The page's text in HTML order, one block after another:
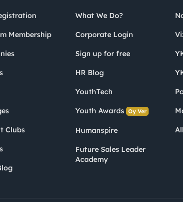
Membership
Clubs
What We Do?
Corporate Login
Sign up for free
HR Blog
YouthTech
Youth Awards Oy Ver
Humanspire
Future Sales Leader
Academy